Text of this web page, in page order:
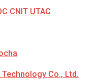
CNIT UTAC
Co., Ltd.